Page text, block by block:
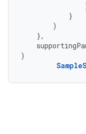
}
)
},
)